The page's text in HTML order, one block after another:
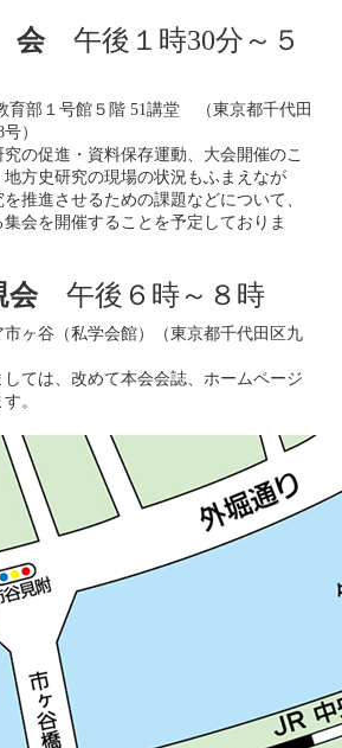
会 午後１時30分～５
育部１号館５階 51講堂 （東京都千代田
）
究の促進・資料保存運動、大会開催のこ
方史研究の現場の状況もふまえなが
推進させるための課題などについて、
会を開催することを予定しておりま
会 午後６時～８時
ヶ谷（私学会館）（東京都千代田区九
しては、改めて本会会誌、ホームページ
。